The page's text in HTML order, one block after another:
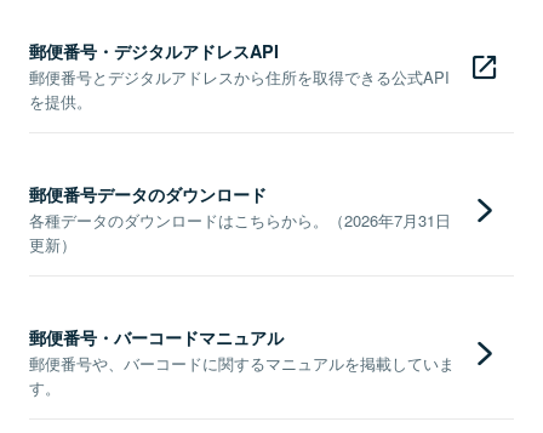
郵便番号・デジタルアドレスAPI
郵便番号とデジタルアドレスから住所を取得できる公式API
を提供。
郵便番号データのダウンロード
各種データのダウンロードはこちらから。（2026年7月31日
更新）
郵便番号・バーコードマニュアル
郵便番号や、バーコードに関するマニュアルを掲載していま
す。